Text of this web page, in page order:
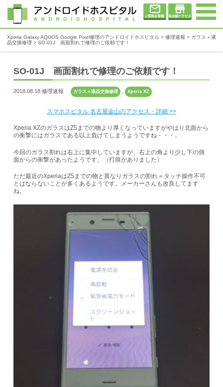
Xperia Galaxy AQUOS Google Pixel修理のアンドロイドホスピタル > 修理速報 > ガラス＋液
晶交換修理 > SO-01J 画面割れで修理のご依頼です！
SO-01J 画面割れで修理のご依頼です！
2018.08.18 修理速報 ガラス＋液晶交換修理 , Xperia XZ
スマホスピタル 名古屋金山のアクセス・詳細 >>
Xperia XZのガラスはZ5までの物より厚くなっていますがやはり北面から
の衝撃にはガラスである以上負けてしまうようですね・・・。
今回のガラス割れは右上に集中していますが、右上の角より少し下の側
面からの衝撃があったようです。（打痕がありました）
ただ最近のXperiaはZ5までの物と異なりガラスの割れ＝タッチ操作不可
とはならないことが多くあるようです。メーカーさんも改良してます
ね。